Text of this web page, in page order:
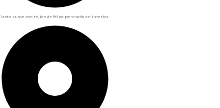
Tacto suave con tejido de felpa perchada en interior